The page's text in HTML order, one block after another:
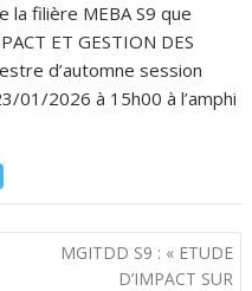
la filière MEBA S9 que
ET GESTION DES
d’automne session
01/2026 à 15h00 à l’amphi
MGITDD S9 : « ETUDE
D’IMPACT SUR